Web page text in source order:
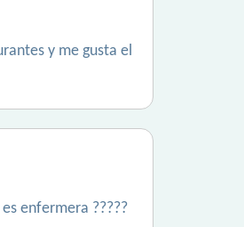
y me gusta el
enfermera ?????